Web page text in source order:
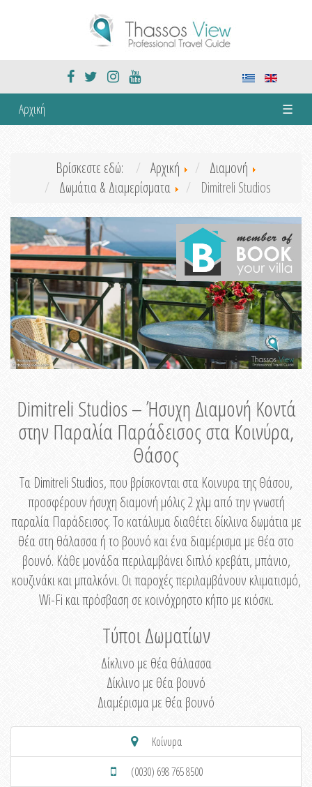
Αρχική ☰
Βρίσκεστε εδώ: Αρχική
Διαμονή
Δωμάτια & Διαμερίσματα
Dimitreli Studios
Dimitreli Studios – Ήσυχη Διαμονή Κοντά
στην Παραλία Παράδεισος στα Κοινύρα,
Θάσος
Τα Dimitreli Studios, που βρίσκονται στα Κοινυρα της Θάσου,
προσφέρουν ήσυχη διαμονή μόλις 2 χλμ από την γνωστή
παραλία Παράδεισος. Το κατάλυμα διαθέτει δίκλινα δωμάτια με
θέα στη θάλασσα ή το βουνό και ένα διαμέρισμα με θέα στο
βουνό. Κάθε μονάδα περιλαμβάνει διπλό κρεβάτι, μπάνιο,
κουζινάκι και μπαλκόνι. Οι παροχές περιλαμβάνουν κλιματισμό,
Wi-Fi και πρόσβαση σε κοινόχρηστο κήπο με κιόσκι.
Τύποι Δωματίων
Δίκλινο με θέα θάλασσα
Δίκλινο με θέα βουνό
Διαμέρισμα με θέα βουνό
Κοίνυρα
(0030) 698 765 8500